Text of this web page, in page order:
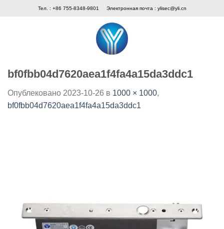
Тел. : +86 755-8348-9801 Электронная почта : ylisec@yli.cn
bf0fbb04d7620aea1f4fa4a15da3ddc1
Опублековано 2023-10-26 в 1000 × 1000,
bf0fbb04d7620aea1f4fa4a15da3ddc1